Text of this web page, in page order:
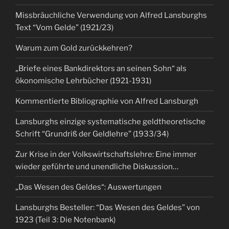
Missbräuchliche Verwendung von Alfred Lansburghs
Text “Vom Gelde” (1921/23)
Warum zum Gold zurückkehren?
„Briefe eines Bankdirektors an seinen Sohn“ als
ökonomische Lehrbücher (1921-1931)
Kommentierte Bibliographie von Alfred Lansburgh
Lansburghs einzige systematische geldtheoretische
Schrift “Grundriß der Geldlehre” (1933/34)
Zur Krise in der Volkswirtschaftslehre: Eine immer
wieder geführte und unendliche Diskussion…
„Das Wesen des Geldes“: Auswertungen
Lansburghs Besteller: “Das Wesen des Geldes” von
1923 (Teil 3: Die Notenbank)